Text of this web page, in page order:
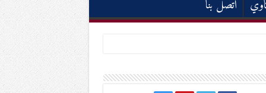
اتصل بنا